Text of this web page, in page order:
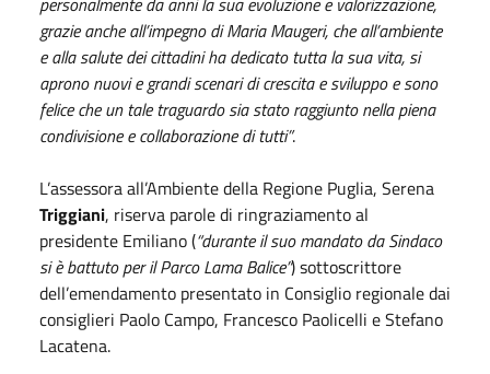
grazie anche all’impegno di Maria Maugeri, che all’ambiente
e alla salute dei cittadini ha dedicato tutta la sua vita, si
aprono nuovi e grandi scenari di crescita e sviluppo e sono
felice che un tale traguardo sia stato raggiunto nella piena
condivisione e collaborazione di tutti”.
L’assessora all’Ambiente della Regione Puglia, Serena
Triggiani, riserva parole di ringraziamento al
presidente Emiliano (“durante il suo mandato da Sindaco
si è battuto per il Parco Lama Balice”) sottoscrittore
dell’emendamento presentato in Consiglio regionale dai
consiglieri Paolo Campo, Francesco Paolicelli e Stefano
Lacatena.